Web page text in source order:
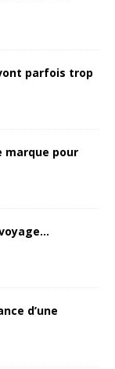
parfois trop
marque pour
d’une